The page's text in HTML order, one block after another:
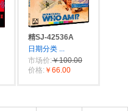
精SJ-42536A
日期分类 ...
市场价:￥100.00
价格: ￥66.00